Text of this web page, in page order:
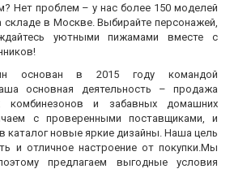
Нет проблем – у нас более 150 моделей
складе в Москве. Выбирайте персонажей,
уютными пижамами вместе с
основан в 2015 году командой
основная деятельность – продажа
комбинезонов и забавных домашних
с проверенными поставщиками, и
каталог новые яркие дизайны. Наша цель
и отличное настроение от покупки.Мы
предлагаем выгодные условия